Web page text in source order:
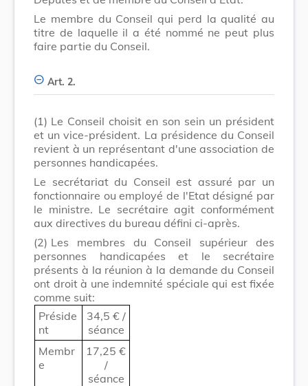
Le membre du Conseil qui perd la qualité au
titre de laquelle il a été nommé ne peut plus
faire partie du Conseil.
Art. 2.
(1) Le Conseil choisit en son sein un président
et un vice-président. La présidence du Conseil
revient à un représentant d'une association de
personnes handicapées.
Le secrétariat du Conseil est assuré par un
fonctionnaire ou employé de l'Etat désigné par
le ministre. Le secrétaire agit conformément
aux directives du bureau défini ci-après.
(2) Les membres du Conseil supérieur des
personnes handicapées et le secrétaire
présents à la réunion à la demande du Conseil
ont droit à une indemnité spéciale qui est fixée
comme suit:
Préside
nt
34,5 € /
séance
Membr
e
17,25 €
/
séance